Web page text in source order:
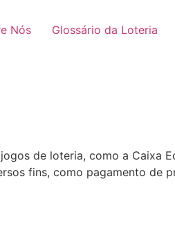
Nós Glossário da Loteria
de loteria, como a Caixa
fins, como pagamento de